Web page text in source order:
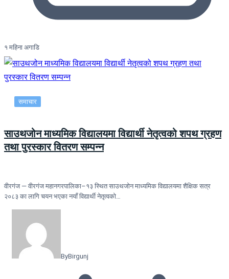
१ महिना अगाडि
समाचार
साउथजोन माध्यमिक विद्यालयमा विद्यार्थी नेतृत्वको शपथ ग्रहण
तथा पुरस्कार वितरण सम्पन्न
वीरगंज — वीरगंज महानगरपालिका–१३ स्थित साउथजोन माध्यमिक विद्यालयमा शैक्षिक सत्र
२०८३ का लागि चयन भएका नयाँ विद्यार्थी नेतृत्वको…
ByBirgunj